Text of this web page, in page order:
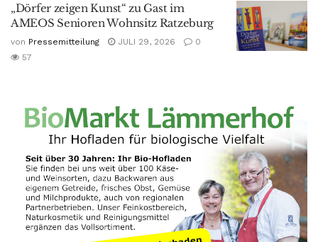
„Dörfer zeigen Kunst“ zu Gast im
AMEOS Senioren Wohnsitz Ratzeburg
von Pressemitteilung JULI 29, 2026
0
57